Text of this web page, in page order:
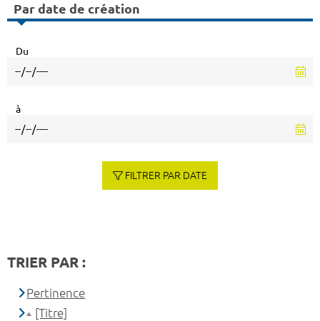
Par date de création
Du
à
FILTRER PAR DATE
TRIER PAR :
Pertinence
[Titre]